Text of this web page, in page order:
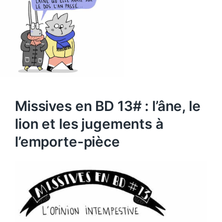
Missives en BD 13# : l’âne, le
lion et les jugements à
l’emporte-pièce